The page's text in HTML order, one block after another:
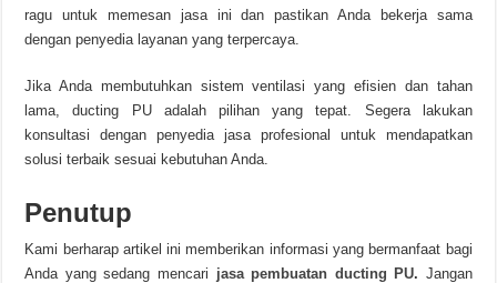
ragu untuk memesan jasa ini dan pastikan Anda bekerja sama
dengan penyedia layanan yang terpercaya.
Jika Anda membutuhkan sistem ventilasi yang efisien dan tahan
lama, ducting PU adalah pilihan yang tepat. Segera lakukan
konsultasi dengan penyedia jasa profesional untuk mendapatkan
solusi terbaik sesuai kebutuhan Anda.
Penutup
Kami berharap artikel ini memberikan informasi yang bermanfaat bagi
Anda yang sedang mencari jasa pembuatan ducting PU. Jangan